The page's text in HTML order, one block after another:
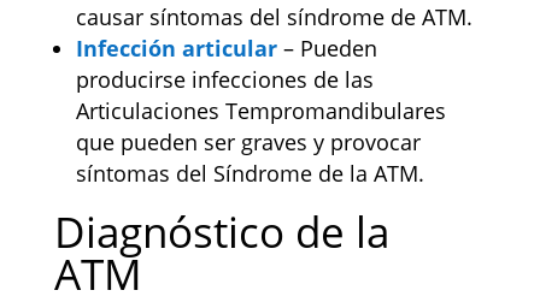
causar síntomas del síndrome de ATM.
Infección articular– Pueden
producirse infecciones de las
Articulaciones Tempromandibulares
que pueden ser graves y provocar
síntomas del Síndrome de la ATM.
Diagnóstico de la
ATM